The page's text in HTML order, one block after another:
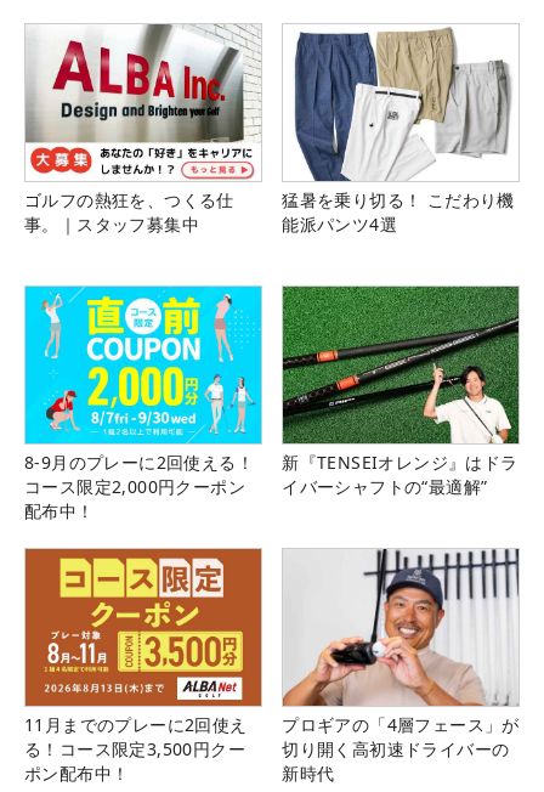
ゴルフの熱狂を、つくる仕
事。｜スタッフ募集中
猛暑を乗り切る！ こだわり機
能派パンツ4選
8-9月のプレーに2回使える！
コース限定2,000円クーポン
配布中！
新『TENSEIオレンジ』はドラ
イバーシャフトの“最適解”
11月までのプレーに2回使え
る！コース限定3,500円クー
ポン配布中！
プロギアの「4層フェース」が
切り開く高初速ドライバーの
新時代